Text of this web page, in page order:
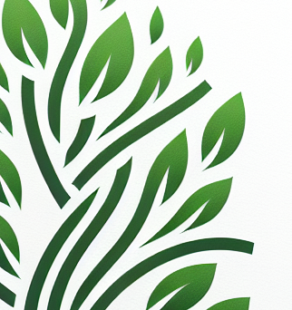
wordt door een bezoeker van deze
die geplaatst wordt door een
op elke bestelling die geplaatst
zijn van toepassing op elke
een bestelling via de webwinkel van
van deze Voorwaarden, met
schriftelijk en
de Klant te dragen taksen of